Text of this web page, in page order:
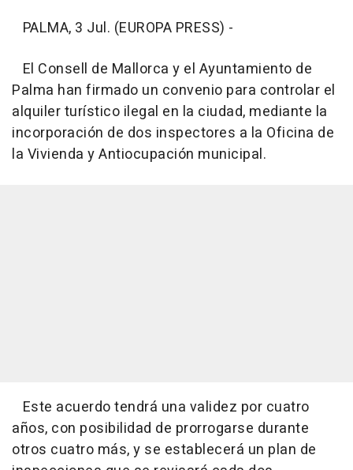
PALMA, 3 Jul. (EUROPA PRESS) -
El Consell de Mallorca y el Ayuntamiento de
Palma han firmado un convenio para controlar el
alquiler turístico ilegal en la ciudad, mediante la
incorporación de dos inspectores a la Oficina de
la Vivienda y Antiocupación municipal.
Este acuerdo tendrá una validez por cuatro
años, con posibilidad de prorrogarse durante
otros cuatro más, y se establecerá un plan de